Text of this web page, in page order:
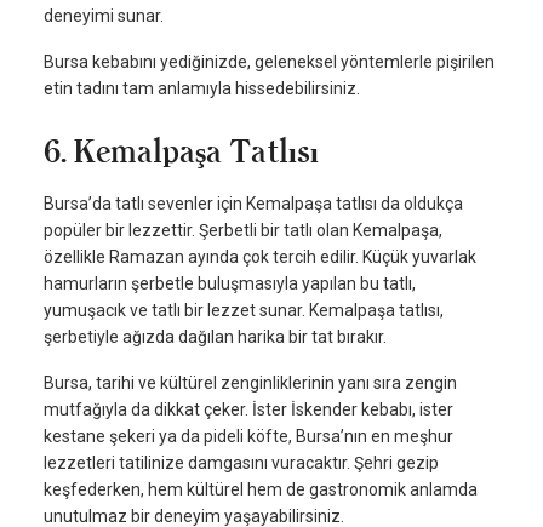
deneyimi sunar.
Bursa kebabını yediğinizde, geleneksel yöntemlerle pişirilen
etin tadını tam anlamıyla hissedebilirsiniz.
6. Kemalpaşa Tatlısı
Bursa’da tatlı sevenler için Kemalpaşa tatlısı da oldukça
popüler bir lezzettir. Şerbetli bir tatlı olan Kemalpaşa,
özellikle Ramazan ayında çok tercih edilir. Küçük yuvarlak
hamurların şerbetle buluşmasıyla yapılan bu tatlı,
yumuşacık ve tatlı bir lezzet sunar. Kemalpaşa tatlısı,
şerbetiyle ağızda dağılan harika bir tat bırakır.
Bursa, tarihi ve kültürel zenginliklerinin yanı sıra zengin
mutfağıyla da dikkat çeker. İster İskender kebabı, ister
kestane şekeri ya da pideli köfte, Bursa’nın en meşhur
lezzetleri tatilinize damgasını vuracaktır. Şehri gezip
keşfederken, hem kültürel hem de gastronomik anlamda
unutulmaz bir deneyim yaşayabilirsiniz.